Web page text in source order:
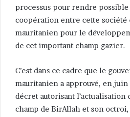
processus pour rendre
coopération entre cette
mauritanien pour le
de cet important champ gazier.
C’est dans ce cadre que le
mauritanien a approuvé, en
décret autorisant l’actualisation
champ de BirAllah et son octroi,